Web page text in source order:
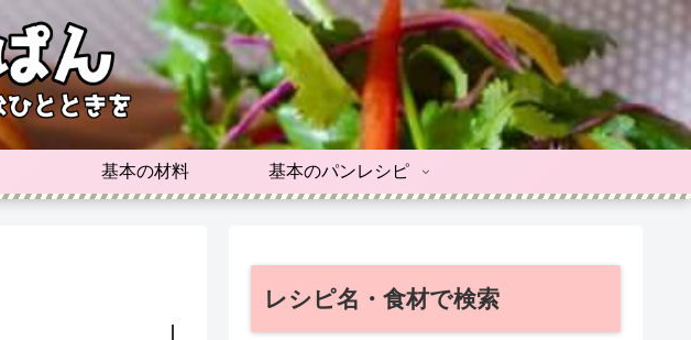
基本の材料 基本のパンレシピ
レシピ名・食材で検索